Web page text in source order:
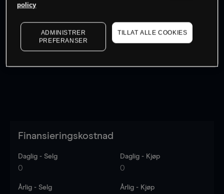
Log in
Finansieringskostnad
Daglig - Selg
0
Daglig - Kjøp
0
Årlig - Selg Årlig - Kjøp
policy
ADMINISTRER
PREFERANSER
TILLAT ALLE COOKIES